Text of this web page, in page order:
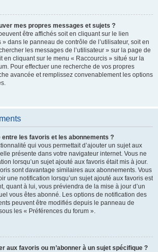
mes propres messages et sujets ?
être affichés soit en cliquant sur le lien
dans le panneau de contrôle de l’utilisateur, soit en
les messages de l’utilisateur » sur la page de
en cliquant sur le menu « Raccourcis » situé sur la
Pour effectuer une recherche de vos propres
avancée et remplissez convenablement les options
les favoris et les abonnements ?
qui vous permettait d’ajouter un sujet aux
présente dans votre navigateur internet. Vous ne
lorsqu’un sujet ajouté aux favoris était mis à jour.
sont davantage similaires aux abonnements. Vous
une notification lorsqu’un sujet ajouté aux favoris est
quant à lui, vous préviendra de la mise à jour d’un
vous êtes abonné. Les options de notification des
peuvent être modifiés depuis le panneau de
les « Préférences du forum ».
aux favoris ou m’abonner à un sujet spécifique ?